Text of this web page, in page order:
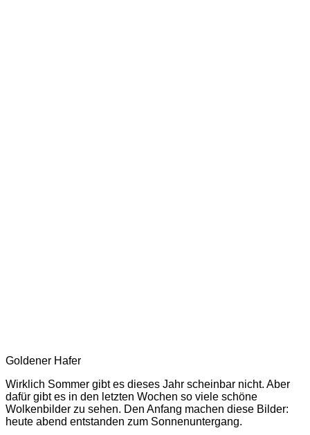
Goldener Hafer
Wirklich Sommer gibt es dieses Jahr scheinbar nicht. Aber
dafür gibt es in den letzten Wochen so viele schöne
Wolkenbilder zu sehen. Den Anfang machen diese Bilder:
heute abend entstanden zum Sonnenuntergang.